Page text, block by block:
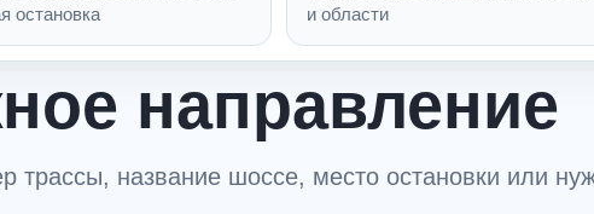
остановка
и области
направление
трассы, название шоссе, место остановки или